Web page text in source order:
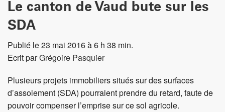
Le canton de Vaud bute sur les
SDA
Publié le 23 mai 2016 à 6 h 38 min.
Ecrit parGrégoire Pasquier
Plusieurs projets immobiliers situés sur des surfaces
d’assolement (SDA) pourraient prendre du retard, faute de
pouvoir compenser l’emprise sur ce sol agricole.